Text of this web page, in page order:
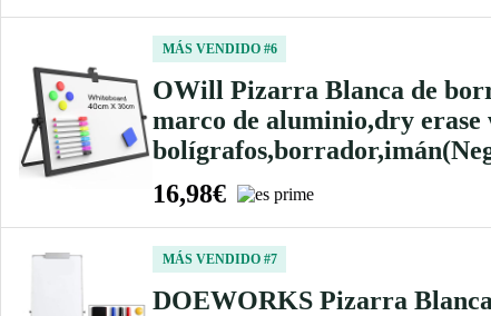
MÁS VENDIDO #6
OWill Pizarra Blanca de
marco de aluminio,dry
16,98€
MÁS VENDIDO #7
DOEWORKS Pizarra